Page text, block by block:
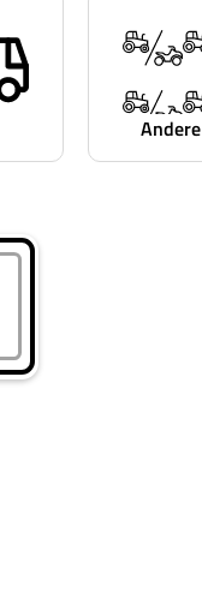
Andere